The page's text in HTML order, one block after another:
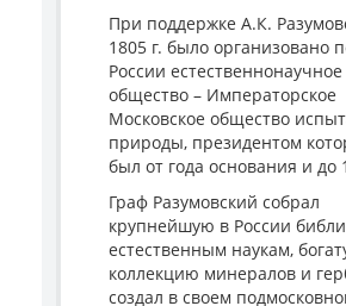
При поддержке А.К.
1805 г. было организовано
России естественнонаучное
общество – Императорское
Московское общество
природы, президентом
был от года основания и до
Граф Разумовский собрал
крупнейшую в России
естественным наукам,
коллекцию минералов и
создал в своем